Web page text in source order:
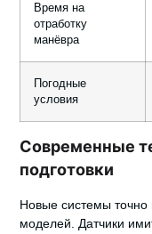
Время на
отработку
манёвра
Погодные
условия
Современные
подготовки
Новые системы точно
моделей. Датчики